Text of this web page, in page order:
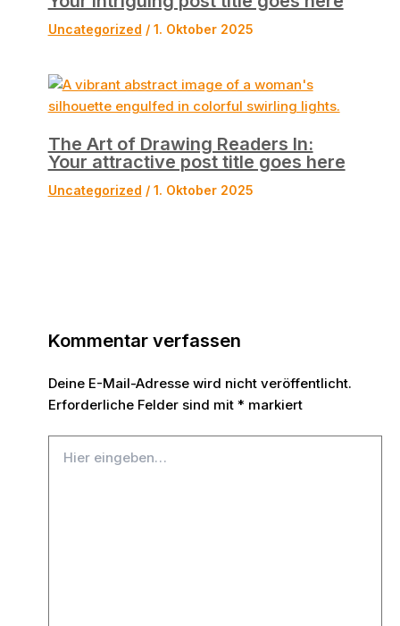
Uncategorized / 1. Oktober 2025
The Art of Drawing Readers In:
Your attractive post title goes here
Uncategorized / 1. Oktober 2025
Kommentar verfassen
Deine E-Mail-Adresse wird nicht veröffentlicht.
Erforderliche Felder sind mit * markiert
eingeben…